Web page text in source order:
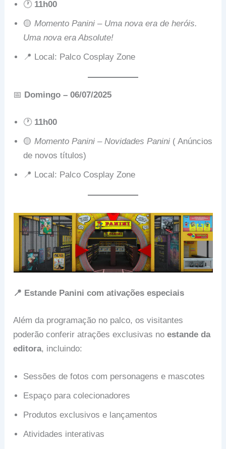
🕐 11h00
🟡Momento Panini – Uma nova era de heróis.
Uma nova era Absolute!
📍 Local: Palco Cosplay Zone
📅 Domingo – 06/07/2025
🕐 11h00
🟡Momento Panini – Novidades Panini ( Anúncios
de novos títulos)
📍 Local: Palco Cosplay Zone
📍 Estande Panini com ativações especiais
Além da programação no palco, os visitantes
poderão conferir atrações exclusivas noestande da
editora, incluindo:
Sessões de fotos com personagens e mascotes
Espaço para colecionadores
Produtos exclusivos e lançamentos
Atividades interativas